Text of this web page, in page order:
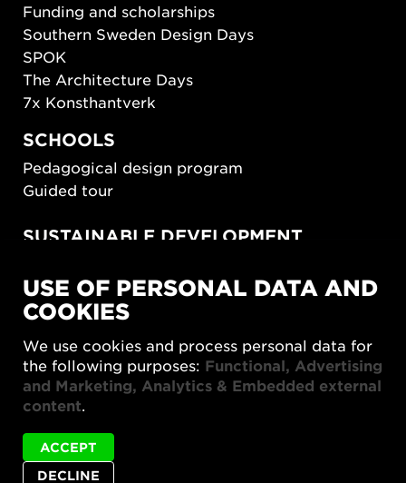
Funding and scholarships
Southern Sweden Design Days
SPOK
The Architecture Days
7x Konsthantverk
SCHOOLS
Pedagogical design program
Guided tour
SUSTAINABLE DEVELOPMENT
SUSTAINORDIC
Share Future Living
What Matter_s
Privacy policy
USE OF PERSONAL DATA AND
COOKIES
We use cookies and process personal data for
the following purposes: Functional, Advertising
and Marketing, Analytics & Embedded external
content.
DECLINE
ACCEPT